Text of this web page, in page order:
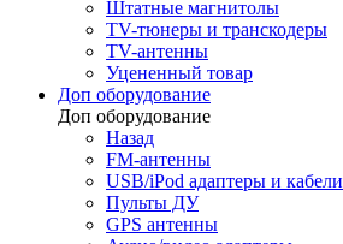
Штатные магнитолы
TV-тюнеры и транскодеры
TV-антенны
Уцененный товар
Доп оборудование
Доп оборудование
Назад
FM-антенны
USB/iPod адаптеры и кабели
Пульты ДУ
GPS антенны